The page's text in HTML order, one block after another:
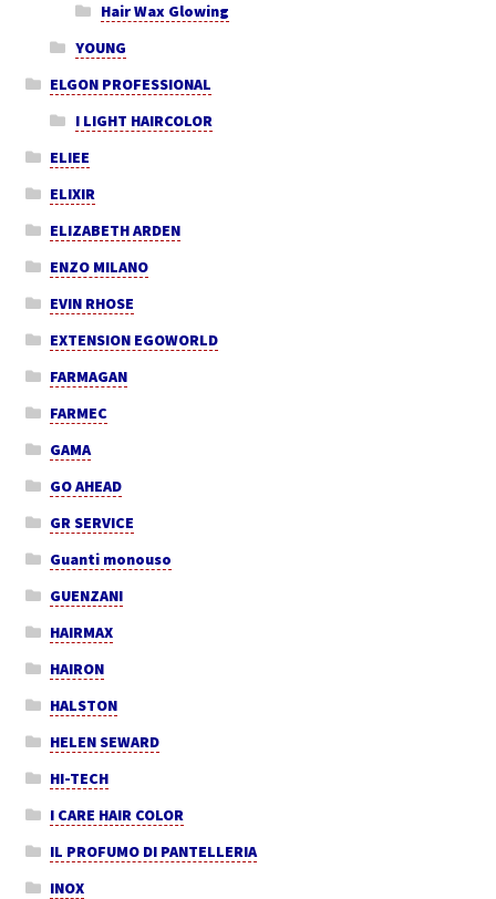
Hair Wax Glowing
YOUNG
ELGON PROFESSIONAL
I LIGHT HAIRCOLOR
ELIEE
ELIXIR
ELIZABETH ARDEN
ENZO MILANO
EVIN RHOSE
EXTENSION EGOWORLD
FARMAGAN
FARMEC
GAMA
GO AHEAD
GR SERVICE
Guanti monouso
GUENZANI
HAIRMAX
HAIRON
HALSTON
HELEN SEWARD
HI-TECH
I CARE HAIR COLOR
IL PROFUMO DI PANTELLERIA
INOX